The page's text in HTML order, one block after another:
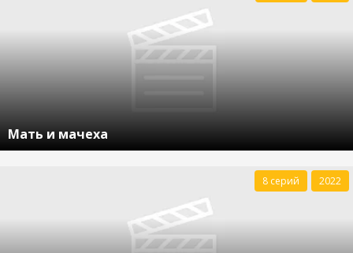
Мать и мачеха
8 серий 2022